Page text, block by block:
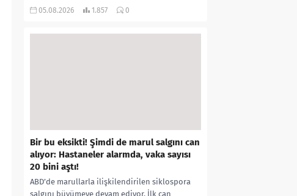
ormanlık alana götürerek zorla kadın
05.08.2026 1.857 0
Bir bu eksikti! Şimdi de marul salgını can
alıyor: Hastaneler alarmda, vaka sayısı
20 bini aştı!
ABD’de marullarla ilişkilendirilen siklospora
salgını büyümeye devam ediyor. İlk can